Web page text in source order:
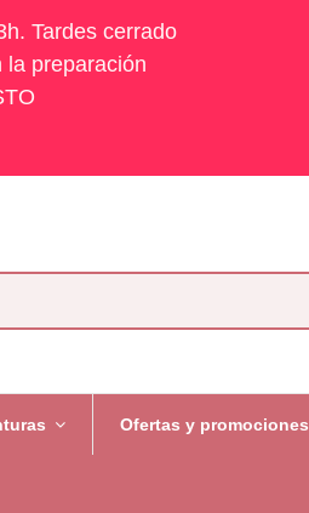
Tardes cerrado
la preparación
Ofertas y promociones